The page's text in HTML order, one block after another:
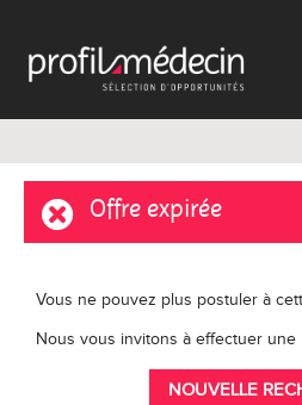
Offre expirée
Vous ne pouvez plus postuler à
Nous vous invitons à effectuer
NOUVELLE